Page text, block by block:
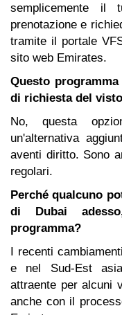
semplicemente il
prenotazione e
tramite il portale
sito web Emirates.
Questo
di richiesta del
No, questa
un'alternativa
aventi diritto. Sono
regolari.
Perché qualcuno
di Dubai
programma?
I recenti
e nel Sud-Est
attraente per alcuni
anche con il